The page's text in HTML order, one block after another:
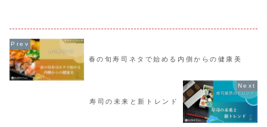
春の旬寿司ネタで始める内側からの健康美
寿司の未来と新トレンド